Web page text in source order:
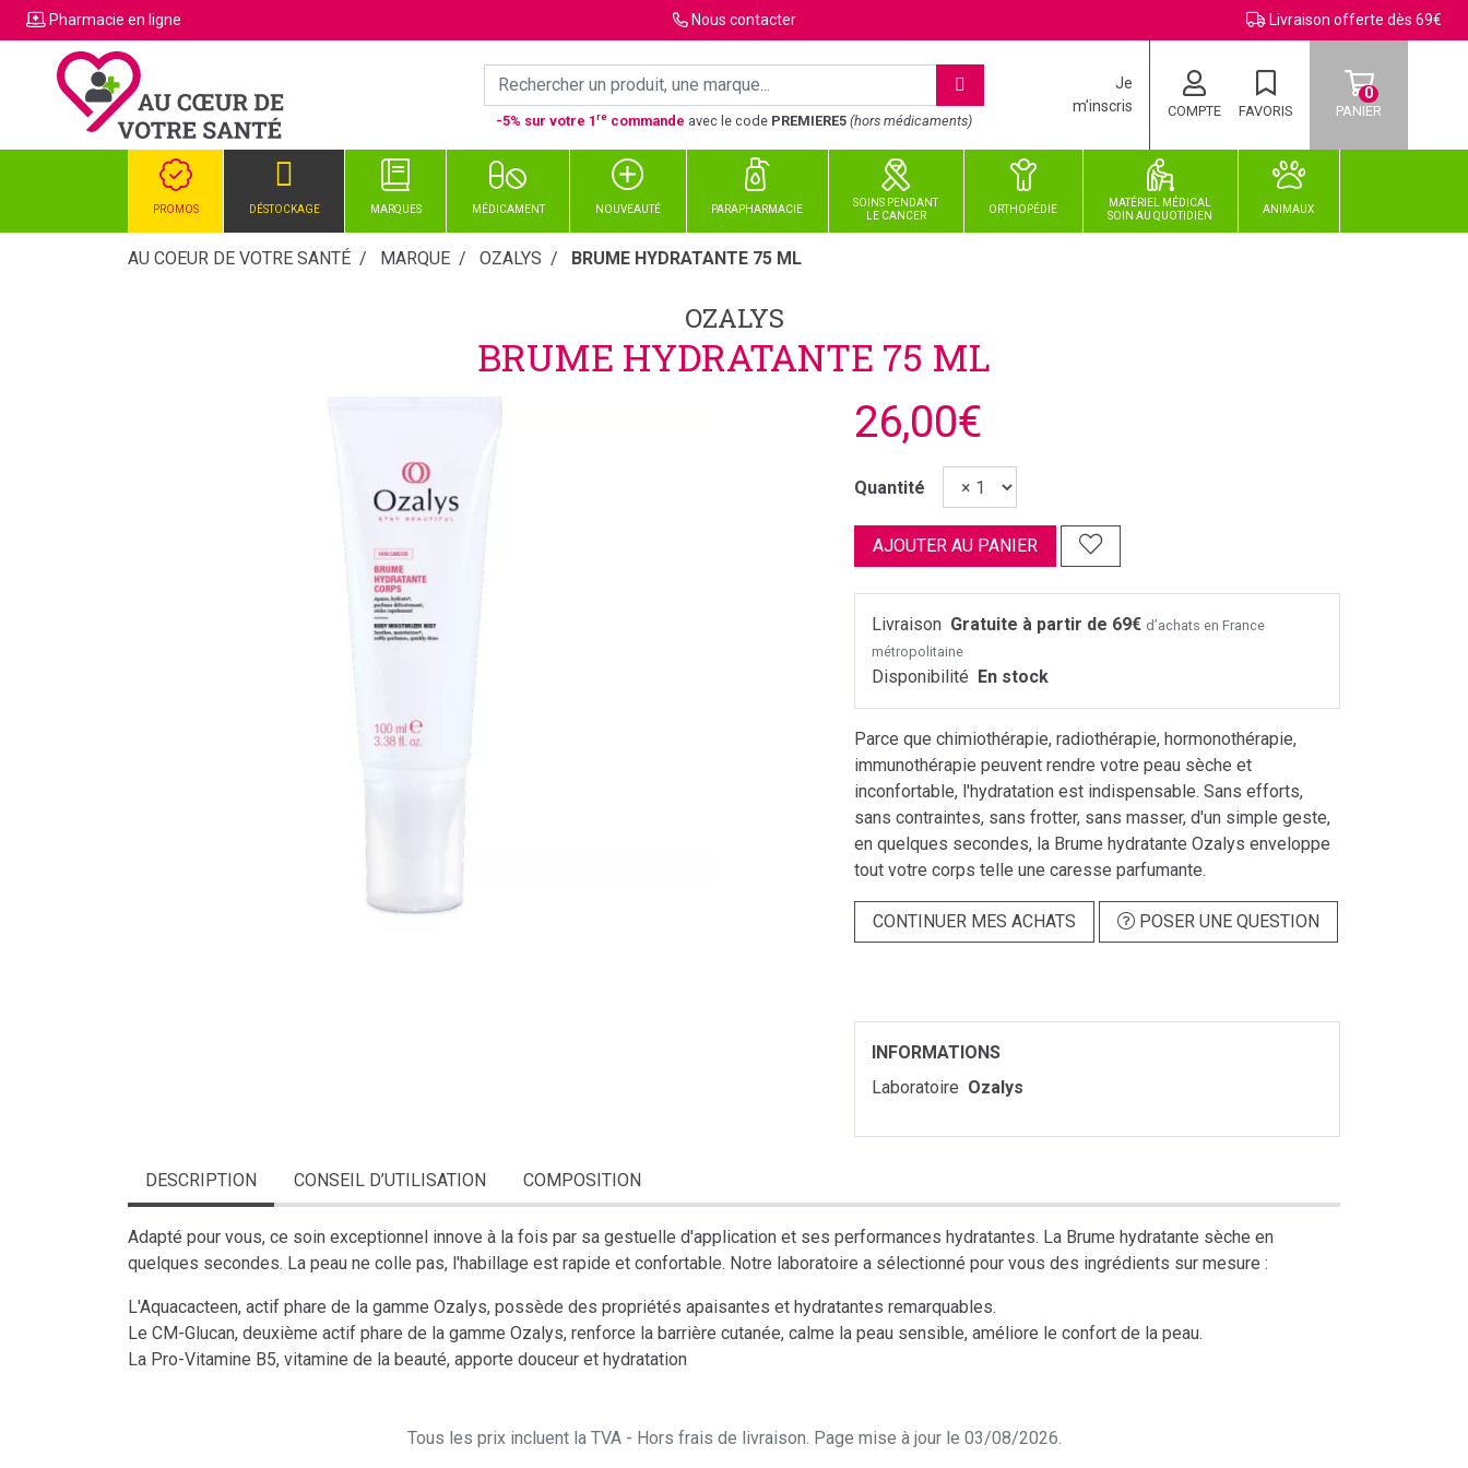
Pharmacie en ligne Nous contacter Livraison offerte dès 69€
-5% sur votre 1re commande avec le code PREMIERE5 (hors médicaments)
Je
m’inscris
COMPTE FAVORIS PANIER
0
PROMOS DÉSTOCKAGE MARQUES MÉDICAMENT NOUVEAUTÉ PARAPHARMACIE
SOINS PENDANT
LE CANCER
ORTHOPÉDIE
MATÉRIEL MÉDICAL
SOINAUQUOTIDIEN
ANIMAUX
AU COEUR DE VOTRE SANTÉ MARQUE OZALYS BRUME HYDRATANTE 75 ML
OZALYS
BRUME HYDRATANTE 75 ML
26,00€
Quantité
AJOUTER AU PANIER
Livraison Gratuite à partir de 69€ d’achats en France
métropolitaine
Disponibilité En stock
Parce que chimiothérapie, radiothérapie, hormonothérapie,
immunothérapie peuvent rendre votre peau sèche et
inconfortable, l'hydratation est indispensable. Sans efforts,
sans contraintes, sans frotter, sans masser, d'un simple geste,
en quelques secondes, la Brume hydratante Ozalys enveloppe
tout votre corps telle une caresse parfumante.
CONTINUER MES ACHATS POSER UNE QUESTION
INFORMATIONS
Laboratoire Ozalys
DESCRIPTION CONSEIL D’UTILISATION COMPOSITION
Adapté pour vous, ce soin exceptionnel innove à la fois par sa gestuelle d'application et ses performances hydratantes. La Brume hydratante sèche en
quelques secondes. La peau ne colle pas, l'habillage est rapide et confortable. Notre laboratoire a sélectionné pour vous des ingrédients sur mesure :
L'Aquacacteen, actif phare de la gamme Ozalys, possède des propriétés apaisantes et hydratantes remarquables.
Le CM-Glucan, deuxième actif phare de la gamme Ozalys, renforce la barrière cutanée, calme la peau sensible, améliore le confort de la peau.
La Pro-Vitamine B5, vitamine de la beauté, apporte douceur et hydratation
Tous les prix incluent la TVA - Hors frais de livraison. Page mise à jour le 03/08/2026.